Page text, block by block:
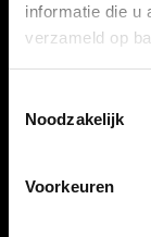
informatie die u
verzameld op
Noodzakelijk
Voorkeuren
Barrel lengte:
✓ Geleverd als